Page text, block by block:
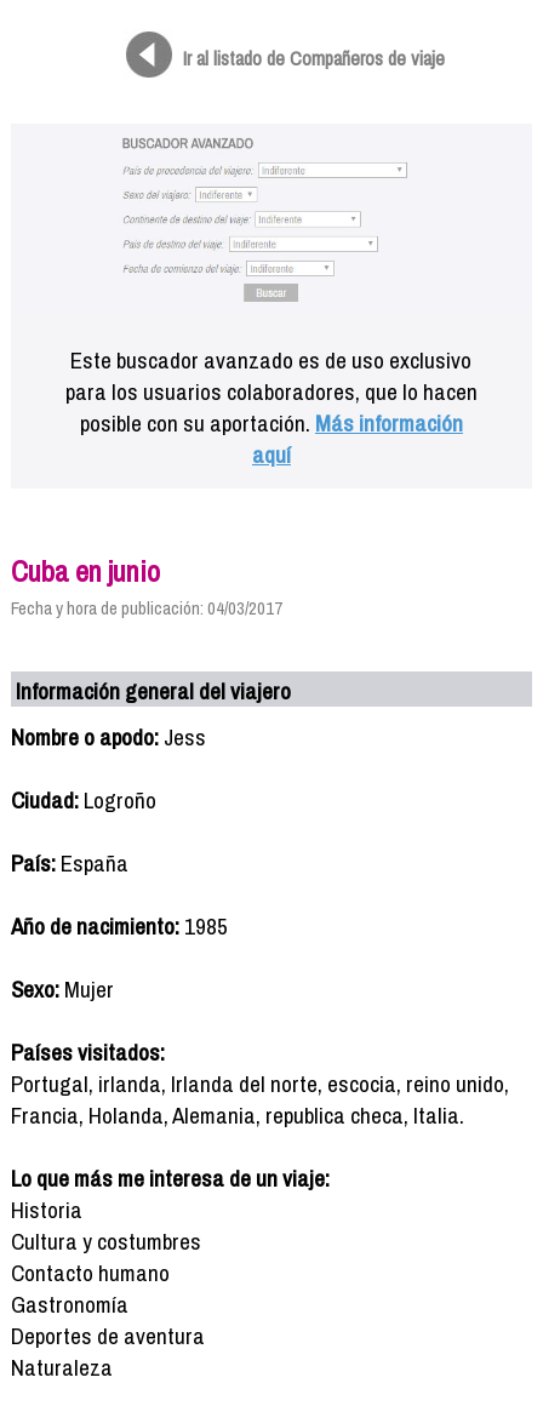
Ir al listado de Compañeros de viaje
Este buscador avanzado es de uso exclusivo
para los usuarios colaboradores, que lo hacen
posible con su aportación. Más información
aquí
Cuba en junio
Fecha y hora de publicación: 04/03/2017
Información general del viajero
Nombre o apodo:Jess
Ciudad:Logroño
País:España
Año de nacimiento:1985
Sexo:Mujer
Países visitados:
Portugal, irlanda, Irlanda del norte, escocia, reino unido,
Francia, Holanda, Alemania, republica checa, Italia.
Lo que más me interesa de un viaje:
Historia
Cultura y costumbres
Contacto humano
Gastronomía
Deportes de aventura
Naturaleza